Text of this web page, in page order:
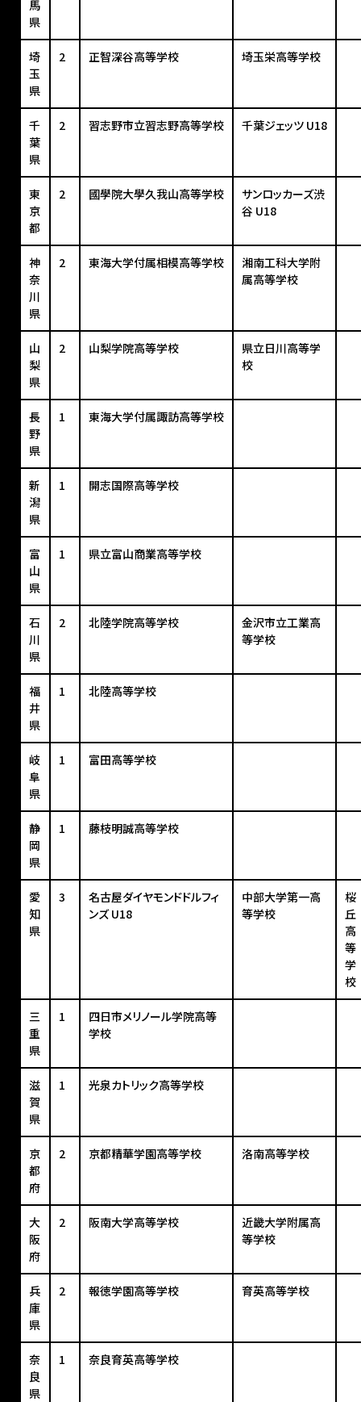
馬
県
埼
玉
県
2 正智深谷高等学校 埼玉栄高等学校
千
葉
県
2 習志野市立習志野高等学校 千葉ジェッツ U18
東
京
都
2 國學院大學久我山高等学校
サンロッカーズ渋
谷 U18
神
奈
川
県
2 東海大学付属相模高等学校
湘南工科大学附
属高等学校
山
梨
県
2 山梨学院高等学校
県立日川高等学
校
長
野
県
1 東海大学付属諏訪高等学校
新
潟
県
1 開志国際高等学校
富
山
県
1 県立富山商業高等学校
石
川
県
2 北陸学院高等学校
金沢市立工業高
等学校
福
井
県
1 北陸高等学校
岐
阜
県
1 富田高等学校
静
岡
県
1 藤枝明誠高等学校
愛
知
県
3
名古屋ダイヤモンドドルフィ
ンズ U18
中部大学第一高
等学校
桜
丘
高
等
学
校
三
重
県
1
四日市メリノール学院高等
学校
滋
賀
県
1 光泉カトリック高等学校
京
都
府
2 京都精華学園高等学校 洛南高等学校
大
阪
府
2 阪南大学高等学校
近畿大学附属高
等学校
兵
庫
県
2 報徳学園高等学校 育英高等学校
奈
良
県
1 奈良育英高等学校